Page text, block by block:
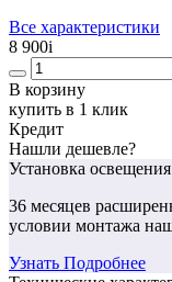
Все характеристики
8 900i
В корзину
купить в 1 клик
Кредит
Нашли дешевле?
Установка освещения
36 месяцев
условии монтажа
Узнать Подробнее